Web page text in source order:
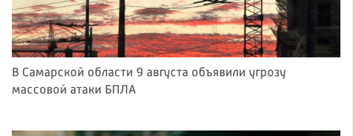
В Самарской области 9 августа объявили угрозу
массовой атаки БПЛА